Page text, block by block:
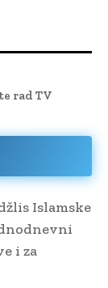
rad TV
Islamske
i za